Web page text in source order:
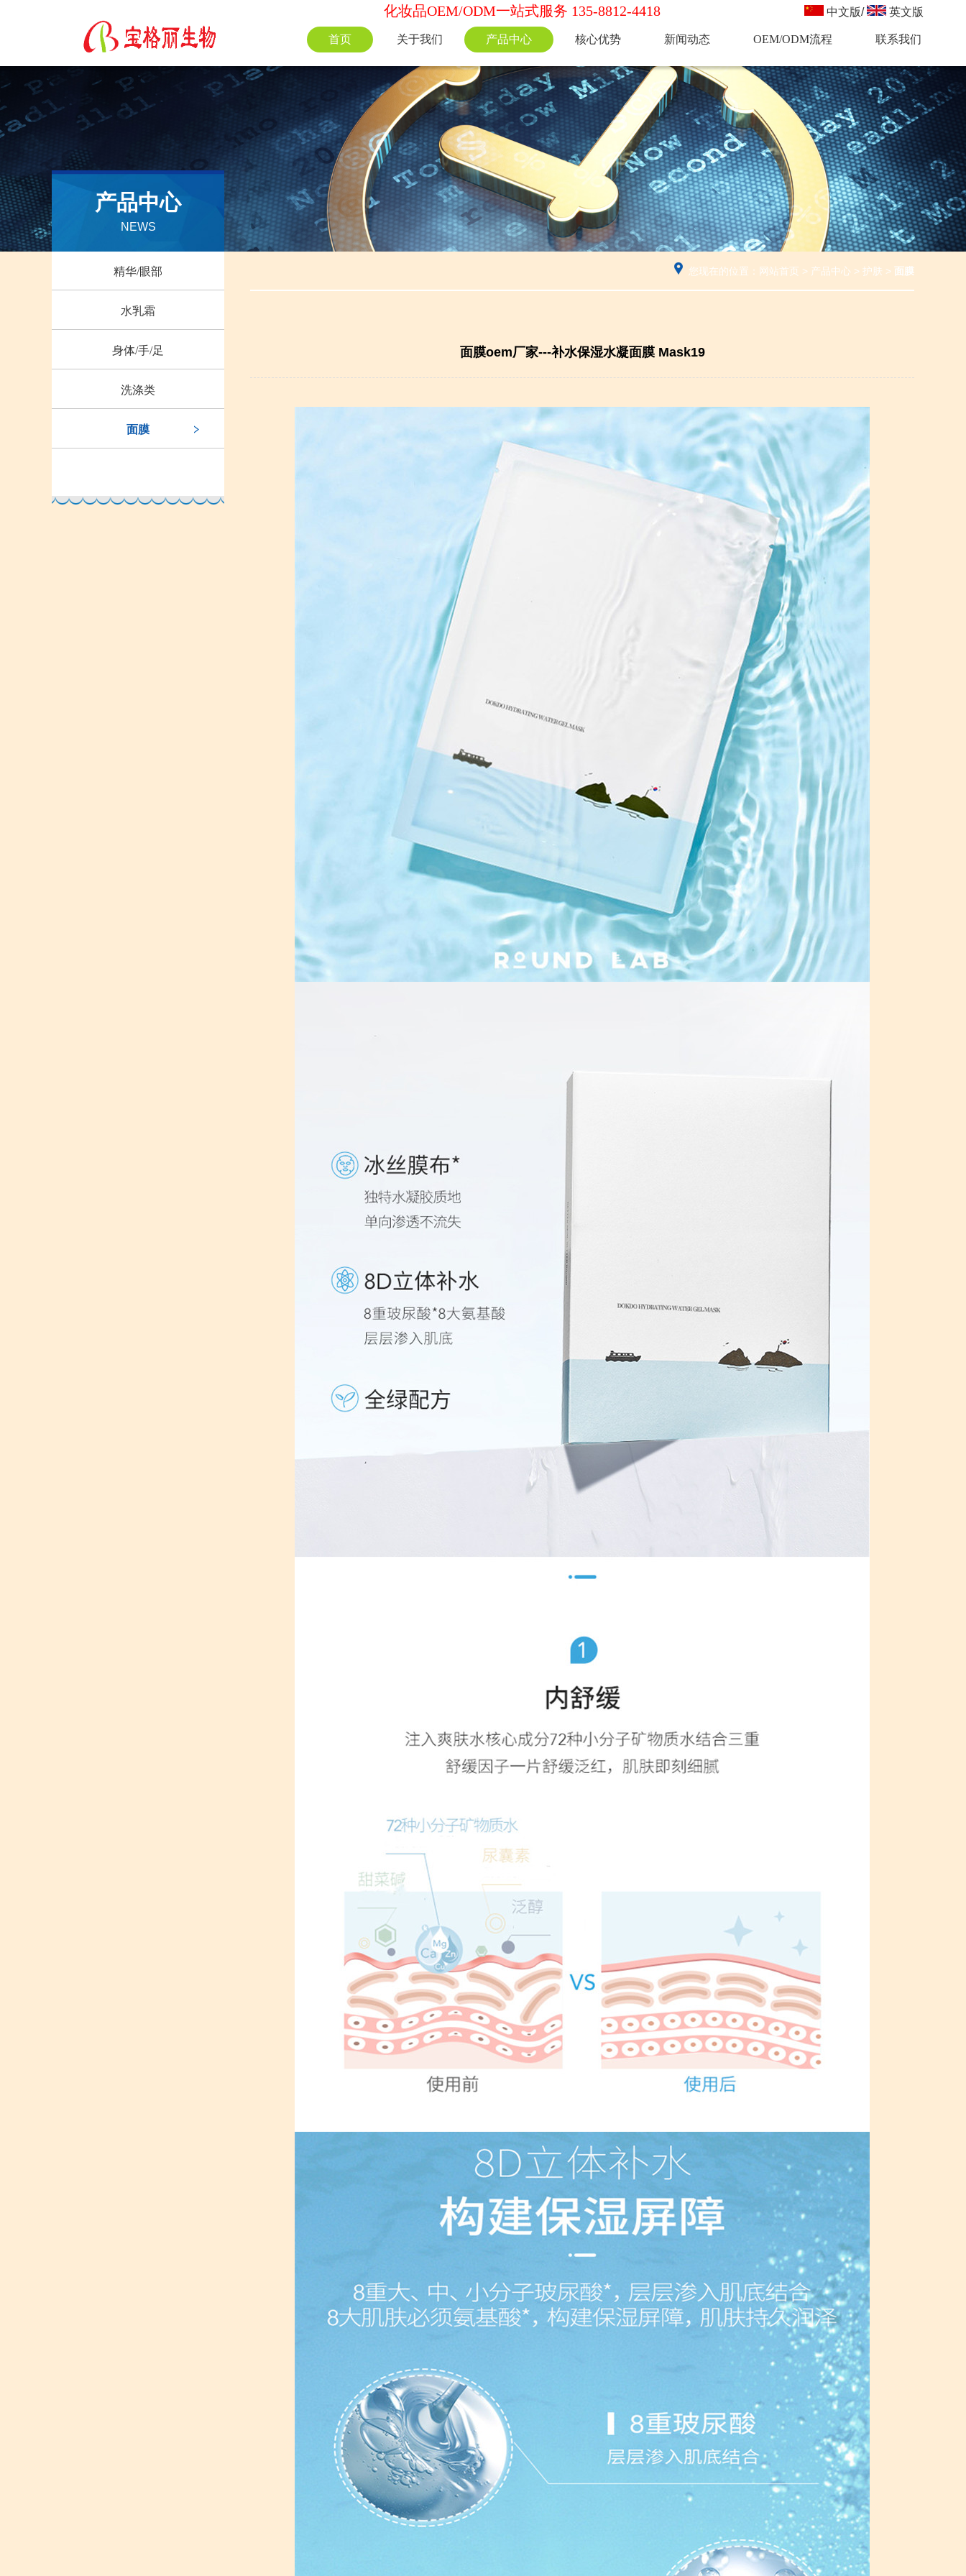
化妆品OEM/ODM一站式服务 135-8812-4418 中文版/ 英文版
首页 关于我们 产品中心 核心优势 新闻动态 OEM/ODM流程 联系我们
产品中心
NEWS
精华/眼部
水乳霜
身体/手/足
洗涤类
面膜
您现在的位置： 网站首页 > 产品中心 > 护肤 > 面膜
面膜oem厂家---补水保湿水凝面膜 Mask19